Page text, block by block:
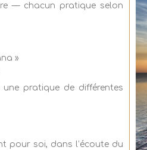
— chacun pratique selon
»
pratique de différentes
pour soi, dans l’écoute du